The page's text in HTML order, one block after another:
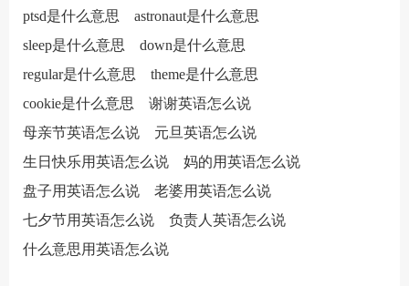
ptsd是什么意思
astronaut是什么意思
sleep是什么意思
down是什么意思
regular是什么意思
theme是什么意思
cookie是什么意思
谢谢英语怎么说
母亲节英语怎么说
元旦英语怎么说
生日快乐用英语怎么说
妈的用英语怎么说
盘子用英语怎么说
老婆用英语怎么说
七夕节用英语怎么说
负责人英语怎么说
什么意思用英语怎么说